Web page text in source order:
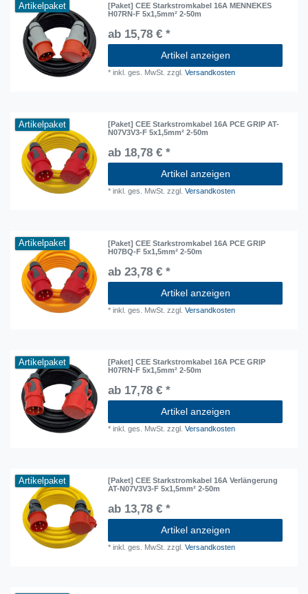
Artikelpaket
[Paket] CEE Starkstromkabel 16A MENNEKES
H07RN-F 5x1,5mm² 2-50m
ab 15,78 € *
Artikel anzeigen
*inkl. ges. MwSt. zzgl.Versandkosten
Artikelpaket
[Paket] CEE Starkstromkabel 16A PCE GRIP AT-
N07V3V3-F 5x1,5mm² 2-50m
ab 18,78 € *
Artikel anzeigen
*inkl. ges. MwSt. zzgl.Versandkosten
Artikelpaket
[Paket] CEE Starkstromkabel 16A PCE GRIP
H07BQ-F 5x1,5mm² 2-50m
ab 23,78 € *
Artikel anzeigen
*inkl. ges. MwSt. zzgl.Versandkosten
Artikelpaket
[Paket] CEE Starkstromkabel 16A PCE GRIP
H07RN-F 5x1,5mm² 2-50m
ab 17,78 € *
Artikel anzeigen
*inkl. ges. MwSt. zzgl.Versandkosten
Artikelpaket
[Paket] CEE Starkstromkabel 16A Verlängerung
AT-N07V3V3-F 5x1,5mm² 2-50m
ab 13,78 € *
Artikel anzeigen
*inkl. ges. MwSt. zzgl.Versandkosten